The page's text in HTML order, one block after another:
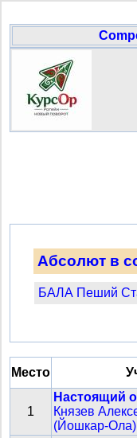
Абсолют в
БАЛА Пеший
Место
1
Настоящий
Князев
(Йошкар-Ола)